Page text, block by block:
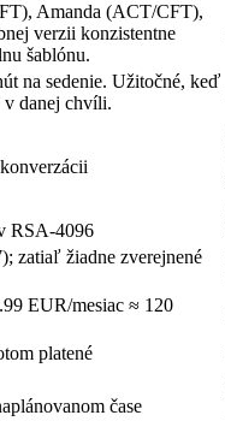
Amanda (ACT/CFT),
verzii konzistentne
šablónu.
na sedenie. Užitočné, keď
danej chvíli.
RSA-4096
zatiaľ žiadne zverejnené
EUR/mesiac ≈ 120
platené
čase